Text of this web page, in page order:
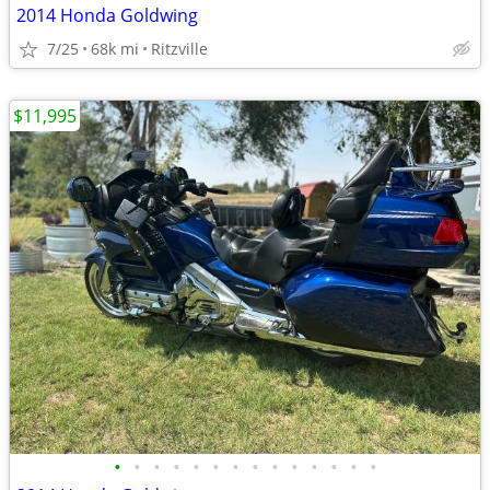
2014 Honda Goldwing
7/25 68k mi Ritzville
• • • • • • • • • • • • • •
$11,995